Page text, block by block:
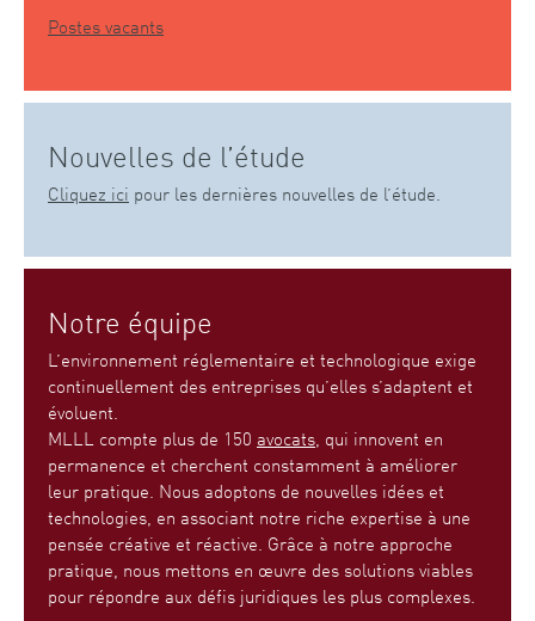
Postes vacants
Nouvelles de l’étude
Cliquez ici pour les dernières nouvelles de l’étude.
Notre équipe
L’environnement réglementaire et technologique exige
continuellement des entreprises qu’elles s’adaptent et
évoluent.
MLLL compte plus de 150 avocats, qui innovent en
permanence et cherchent constamment à améliorer
leur pratique. Nous adoptons de nouvelles idées et
technologies, en associant notre riche expertise à une
pensée créative et réactive. Grâce à notre approche
pratique, nous mettons en œuvre des solutions viables
pour répondre aux défis juridiques les plus complexes.